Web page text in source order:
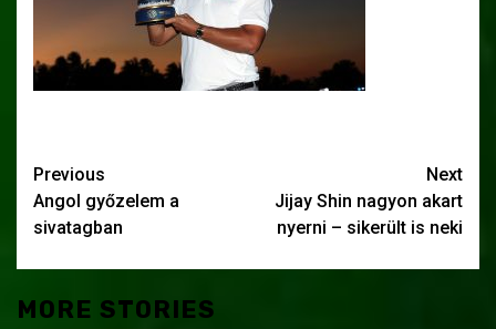
Post
navigation
Previous
Angol győzelem a
sivatagban
Next
Jijay Shin nagyon akart
nyerni – sikerült is neki
MORE STORIES